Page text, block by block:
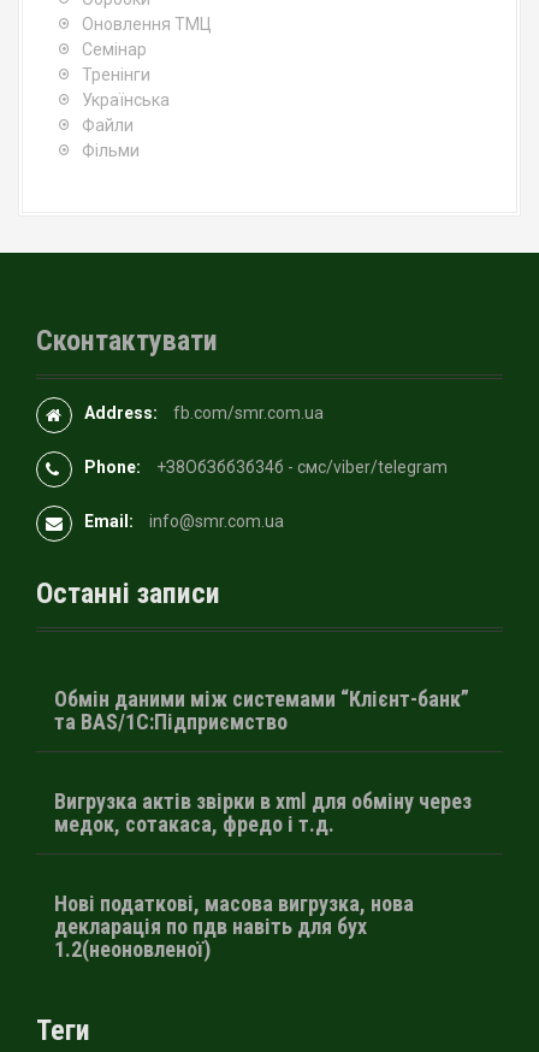
Оновлення ТМЦ
Семінар
Тренінги
Українська
Файли
Фільми
Сконтактувати
Address: fb.com/smr.com.ua
Phone: +З8OбЗбб3б34б - смс/viber/telegram
Email: info@smr.com.ua
Останні записи
Обмін даними між системами “Клієнт-банк”
та BAS/1С:Підприємство
Вигрузка актів звірки в xml для обміну через
медок, сотакаса, фредо і т.д.
Нові податкові, масова вигрузка, нова
декларація по пдв навіть для бух
1.2(неоновленої)
Теги